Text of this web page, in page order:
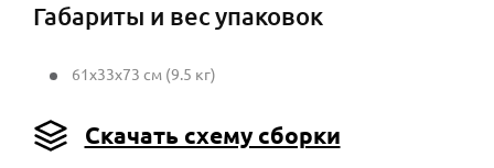
Габариты и вес упаковок
61x33x73 см (9.5 кг)
Скачать схему сборки